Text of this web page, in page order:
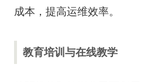
成本，提高运维效率。
教育培训与在线教学